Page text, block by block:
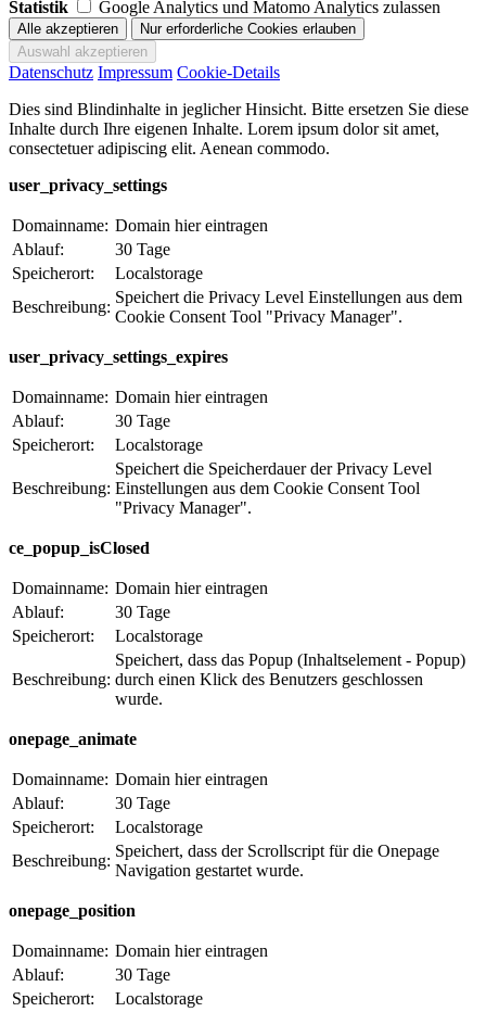
Statistik Google Analytics und Matomo Analytics zulassen
Datenschutz Impressum Cookie-Details
Dies sind Blindinhalte in jeglicher Hinsicht. Bitte ersetzen Sie diese
Inhalte durch Ihre eigenen Inhalte. Lorem ipsum dolor sit amet,
consectetuer adipiscing elit. Aenean commodo.
user_privacy_settings
Domainname: Domain hier eintragen
Ablauf:
30 Tage
Speicherort:
Localstorage
Beschreibung:
Speichert die Privacy Level Einstellungen aus dem
Cookie Consent Tool "Privacy Manager".
user_privacy_settings_expires
Domainname: Domain hier eintragen
Ablauf:
30 Tage
Speicherort:
Localstorage
Beschreibung:
Speichert die Speicherdauer der Privacy Level
Einstellungen aus dem Cookie Consent Tool
"Privacy Manager".
ce_popup_isClosed
Domainname: Domain hier eintragen
Ablauf:
30 Tage
Speicherort:
Localstorage
Beschreibung:
Speichert, dass das Popup (Inhaltselement - Popup)
durch einen Klick des Benutzers geschlossen
wurde.
onepage_animate
Domainname: Domain hier eintragen
Ablauf:
30 Tage
Speicherort:
Localstorage
Beschreibung:
Speichert, dass der Scrollscript für die Onepage
Navigation gestartet wurde.
onepage_position
Domainname: Domain hier eintragen
Ablauf:
30 Tage
Speicherort:
Localstorage